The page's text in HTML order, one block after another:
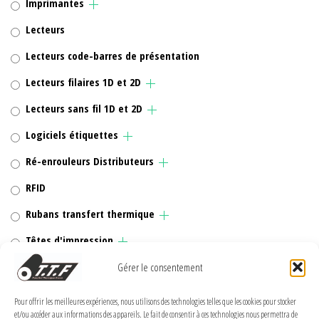
Gérer le consentement
Pour offrir les meilleures expériences, nous utilisons des technologies telles que les cookies pour stocker
et/ou accéder aux informations des appareils. Le fait de consentir à ces technologies nous permettra de
Lecteurs
Lecteurs code-barres de présentation
Lecteurs filaires 1D et 2D
Lecteurs sans fil 1D et 2D
Logiciels étiquettes
Ré-enrouleurs Distributeurs
RFID
Rubans transfert thermique
Têtes d'impression
MENTIONS LÉGALES